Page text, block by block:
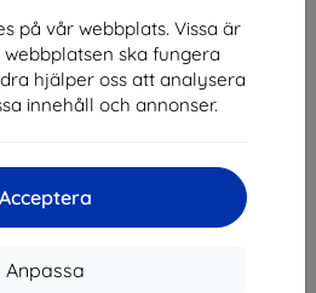
på vår webbplats. Vissa är
ska fungera
hjälper oss att analysera
innehåll och annonser.
Acceptera
Anpassa